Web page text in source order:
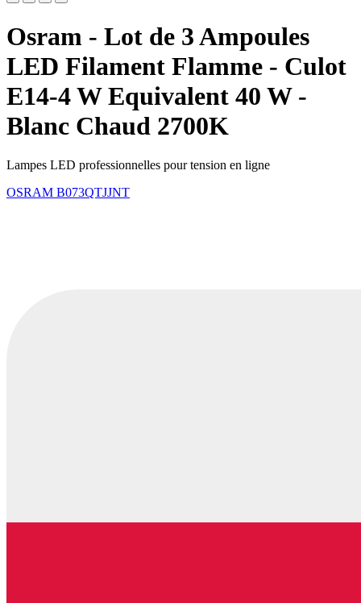
Osram - Lot de 3 Ampoules
LED Filament Flamme - Culot
E14-4 W Equivalent 40 W -
Blanc Chaud 2700K
Lampes LED professionnelles pour tension en ligne
OSRAM B073QTJJNT